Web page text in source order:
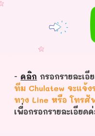
- คลิก กรอกรายละเ
ทีม Chulatew จะแจ้ง
ทาง Line หรือ โทรศั
เพื่อกรอกรายละเอียด